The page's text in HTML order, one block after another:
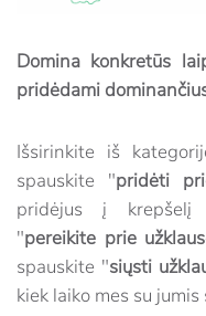
Domina konkretūs
pridėdami
Išsirinkite iš
spauskite "pridėti
pridėjus į krepšelį
"pereikite prie
spauskite "siųsti
kiek laiko mes su jumis